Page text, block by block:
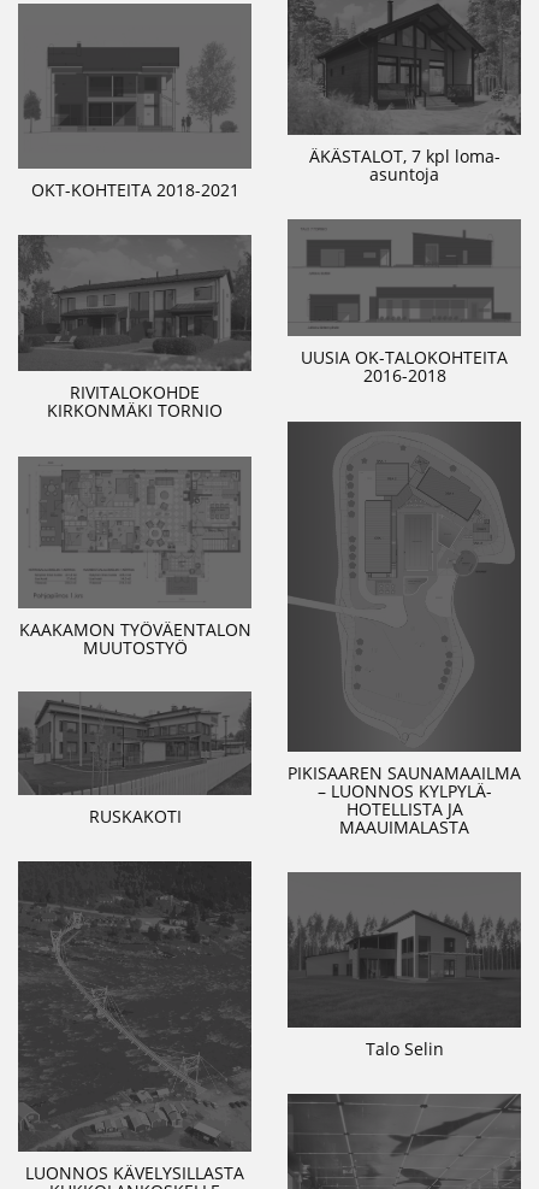
ÄKÄSTALOT, 7 kpl loma-
asuntoja
OKT-KOHTEITA 2018-2021
UUSIA OK-TALOKOHTEITA
2016-2018
RIVITALOKOHDE
KIRKONMÄKI TORNIO
PIKISAAREN SAUNAMAAILMA
– LUONNOS KYLPYLÄ-
HOTELLISTA JA
MAAUIMALASTA
KAAKAMON TYÖVÄENTALON
MUUTOSTYÖ
RUSKAKOTI
LUONNOS KÄVELYSILLASTA
Talo Selin